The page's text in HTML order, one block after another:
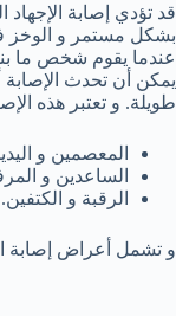
قد تؤدي إصابة
بشكل مستمر و الوخز
عندما يقوم شخص ما
يمكن أن تحدث
طويلة. و تعتبر هذه
المعصمين و
الساعدين و
الرقبة و الكتفين.
و تشمل أعراض إصابة